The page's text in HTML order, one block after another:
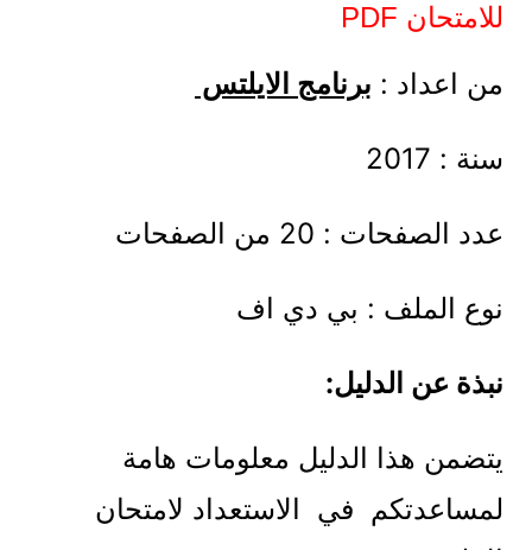
للامتحان PDF
من اعداد : برنامج الايلتس
سنة : 2017
عدد الصفحات : 20 من الصفحات
نوع الملف : بي دي اف
نبذة عن الدليل:
يتضمن هذا الدليل معلومات هامة
لمساعدتكم في الاستعداد لامتحان